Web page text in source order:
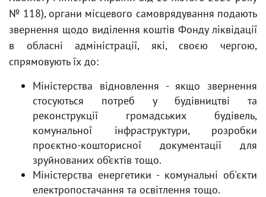
№ 118), органи місцевого самоврядування подають
звернення щодо виділення коштів Фонду ліквідації
в обласні адміністрації, які, своєю чергою,
спрямовують їх до:
Міністерства відновлення - якщо звернення
стосуються потреб у будівництві та
реконструкції громадських будівель,
комунальної інфраструктури, розробки
проєктно-кошторисної документації для
зруйнованих об’єктів тощо.
Міністерства енергетики - комунальні об'єкти
електропостачання та освітлення тощо.